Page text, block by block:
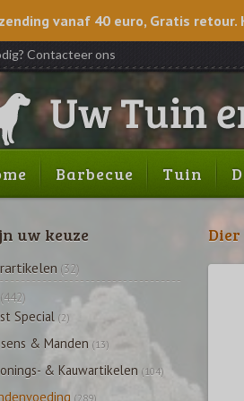
vanaf 40 euro, Gratis retour.
Contacteer ons
Barbecue Tuin
Dier
uw keuze
(32)
(442)
Special (2)
& Manden (13)
& Kauwartikelen (104)
(289)